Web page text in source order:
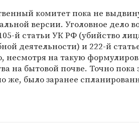
комитет пока не
версии. Уголовное дело
й статьи УК РФ (убийство
деятельности) и 222-й
несмотря на такую
на бытовой почве. Точно пока
же, было заранее